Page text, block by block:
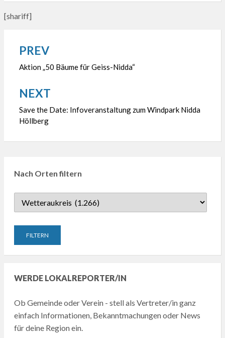
[shariff]
Beitragsnavigation
PREV
Aktion „50 Bäume für Geiss-Nidda“
NEXT
Save the Date: Infoveranstaltung zum Windpark Nidda
Höllberg
Nach Orten filtern
WERDE LOKALREPORTER/IN
Ob Gemeinde oder Verein - stell als Vertreter/in ganz
einfach Informationen, Bekanntmachungen oder News
für deine Region ein.